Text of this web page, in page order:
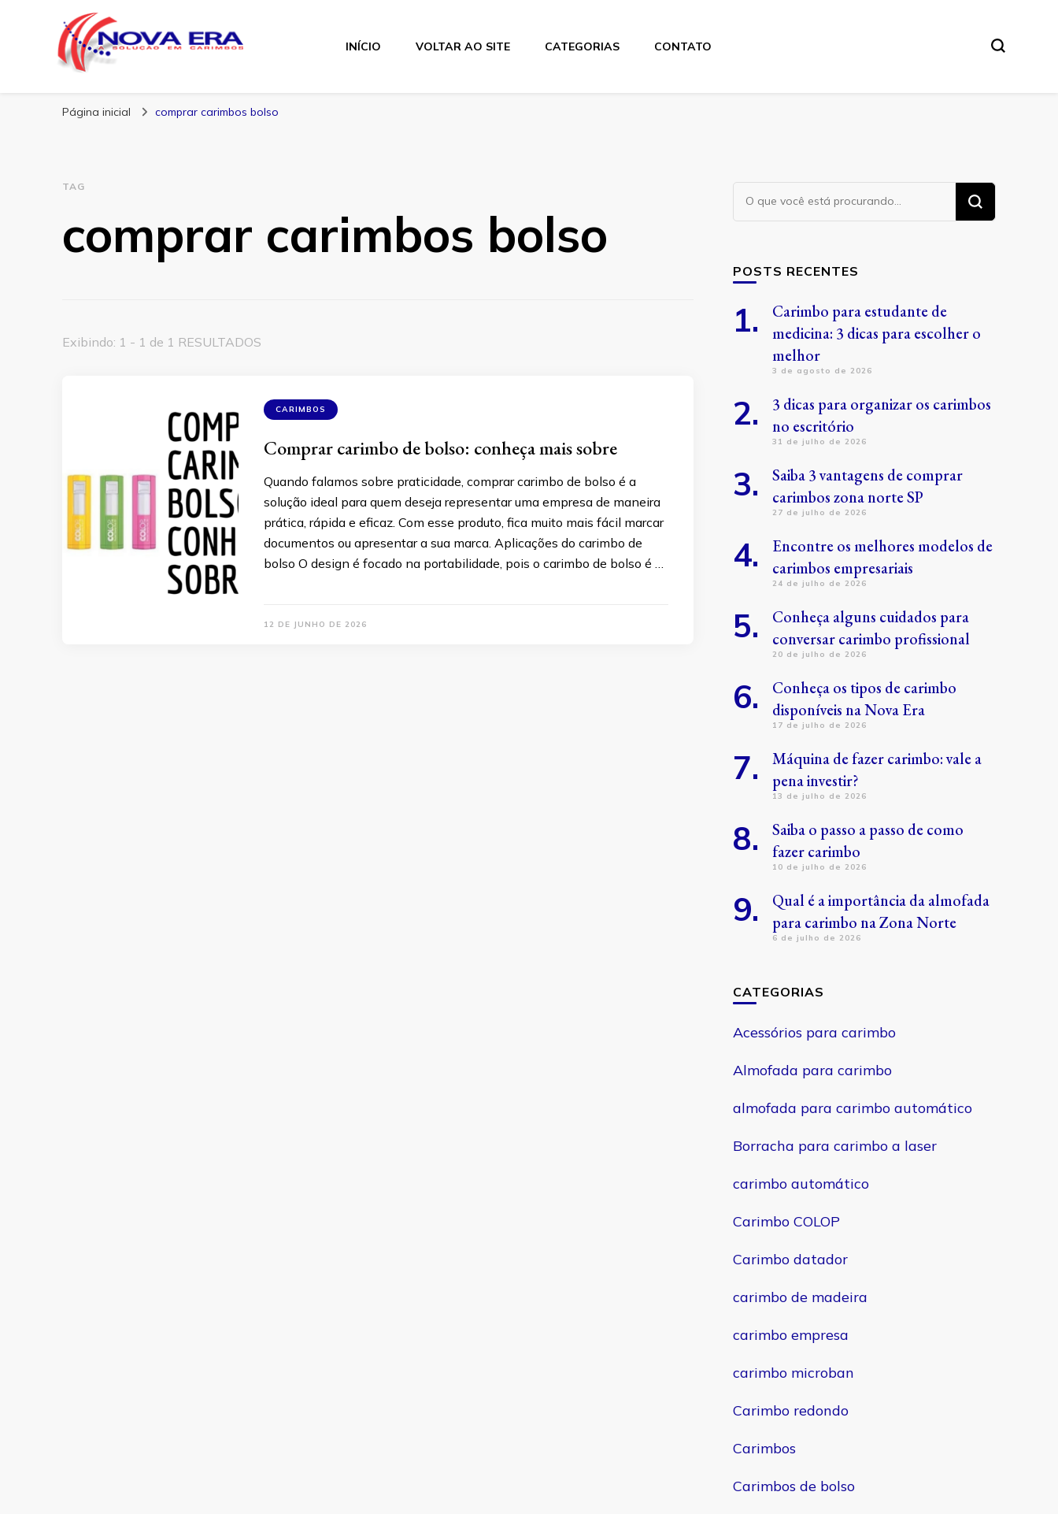
Nova Era Carimbos
INÍCIO VOLTAR AO SITE CATEGORIAS CONTATO
Página inicial comprar carimbos bolso
TAG
comprar carimbos bolso
Exibindo: 1 - 1 de 1 RESULTADOS
CARIMBOS
Comprar carimbo de bolso: conheça mais sobre
Quando falamos sobre praticidade, comprar carimbo de bolso é a
solução ideal para quem deseja representar uma empresa de maneira
prática, rápida e eficaz. Com esse produto, fica muito mais fácil marcar
documentos ou apresentar a sua marca. Aplicações do carimbo de
bolso O design é focado na portabilidade, pois o carimbo de bolso é …
12 DE JUNHO DE 2026
Procurando
algo?
POSTS RECENTES
Carimbo para estudante de
medicina: 3 dicas para escolher o
melhor
3 de agosto de 2026
3 dicas para organizar os carimbos
no escritório
31 de julho de 2026
Saiba 3 vantagens de comprar
carimbos zona norte SP
27 de julho de 2026
Encontre os melhores modelos de
carimbos empresariais
24 de julho de 2026
Conheça alguns cuidados para
conversar carimbo profissional
20 de julho de 2026
Conheça os tipos de carimbo
disponíveis na Nova Era
17 de julho de 2026
Máquina de fazer carimbo: vale a
pena investir?
13 de julho de 2026
Saiba o passo a passo de como
fazer carimbo
10 de julho de 2026
Qual é a importância da almofada
para carimbo na Zona Norte
6 de julho de 2026
CATEGORIAS
Acessórios para carimbo
Almofada para carimbo
almofada para carimbo automático
Borracha para carimbo a laser
carimbo automático
Carimbo COLOP
Carimbo datador
carimbo de madeira
carimbo empresa
carimbo microban
Carimbo redondo
Carimbos
Carimbos de bolso